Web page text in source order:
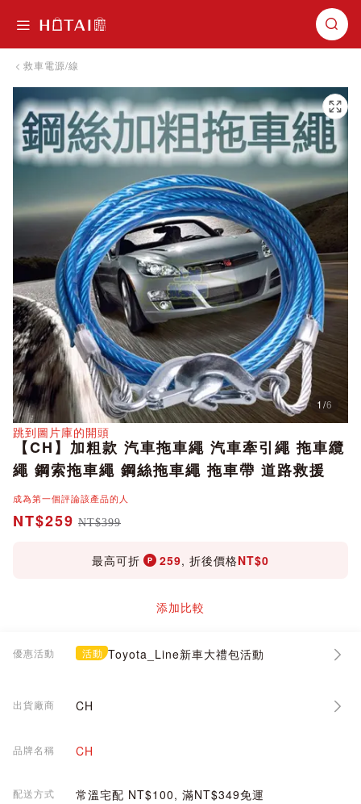
救車電源/線
跳到圖片庫的末尾
1/6
跳到圖片庫的開頭
分享
【CH】加粗款 汽車拖車繩 汽車牽引繩 拖車纜
繩 鋼索拖車繩 鋼絲拖車繩 拖車帶 道路救援
成為第一個評論該產品的人
NT$259 NT$399
最高可折 259, 折後價格NT$0
添加比較
優惠活動 活動 Toyota_Line新車大禮包活動
出貨廠商 CH
品牌名稱 CH
配送方式 常溫宅配 NT$100, 滿NT$349免運